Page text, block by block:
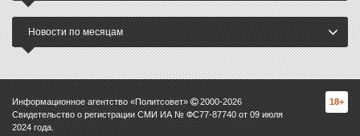
Новости по месяцам
Информационное агентство «Политсовет» 2000-2026
Свидетельство о регистрации СМИ ИА № ФС77-87740 от 09 июля
2024 года.
18+